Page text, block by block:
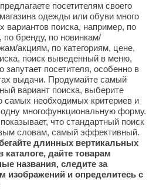
посетителям своего
одежды или обуви много
вариантов поиска, например, по
по бренду, по новинкам/
акциям, по категориям, цене,
поиск выведенный в меню,
запутает посетителя, особенно в
выдачи. Продумайте самый
вариант поиска, выберите
самых необходимых критериев и
многофункциональную форму.
что стандартный поиск
словам, самый эффективный.
длинных вертикальных
каталоге, дайте товарам
названия, следите за
изображений и определитесь с